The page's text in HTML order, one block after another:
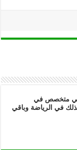
متخصص في
في الرياضة وباقي